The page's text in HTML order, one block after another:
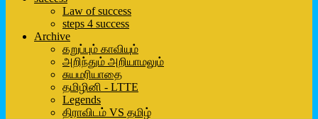
Law of success
steps 4 success
Archive
கறுப்பும் காவியும்
அறிந்தும் அறியாமலும்
சுயமரியாதை
தமிழினி - LTTE
Legends
திராவிடம் VS தமிழ்